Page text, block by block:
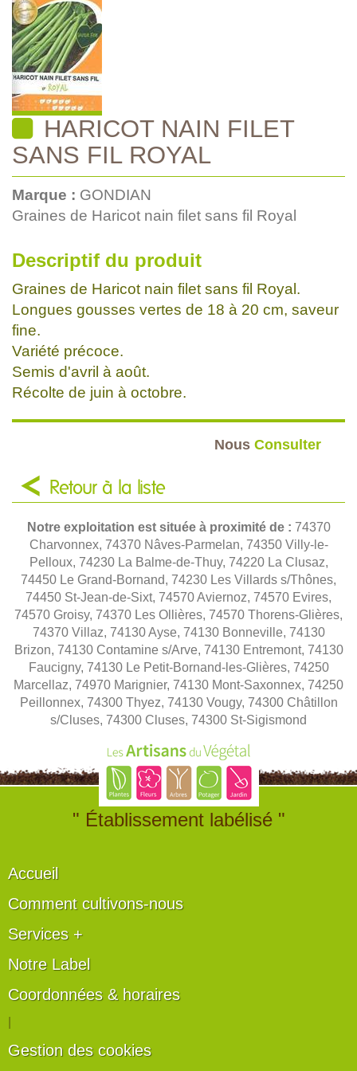
HARICOT NAIN FILET
SANS FIL ROYAL
Marque : GONDIAN
Graines de Haricot nain filet sans fil Royal
Descriptif du produit
Graines de Haricot nain filet sans fil Royal.
Longues gousses vertes de 18 à 20 cm, saveur
fine.
Variété précoce.
Semis d'avril à août.
Récolte de juin à octobre.
Nous Consulter
Retour à la liste
Notre exploitation est située à proximité de : 74370
Charvonnex, 74370 Nâves-Parmelan, 74350 Villy-le-
Pelloux, 74230 La Balme-de-Thuy, 74220 La Clusaz,
74450 Le Grand-Bornand, 74230 Les Villards s/Thônes,
74450 St-Jean-de-Sixt, 74570 Aviernoz, 74570 Evires,
74570 Groisy, 74370 Les Ollières, 74570 Thorens-Glières,
74370 Villaz, 74130 Ayse, 74130 Bonneville, 74130
Brizon, 74130 Contamine s/Arve, 74130 Entremont, 74130
Faucigny, 74130 Le Petit-Bornand-les-Glières, 74250
Marcellaz, 74970 Marignier, 74130 Mont-Saxonnex, 74250
Peillonnex, 74300 Thyez, 74130 Vougy, 74300 Châtillon
s/Cluses, 74300 Cluses, 74300 St-Sigismond
" Établissement labélisé "
Accueil
Comment cultivons-nous
Services +
Notre Label
Coordonnées & horaires
Gestion des cookies